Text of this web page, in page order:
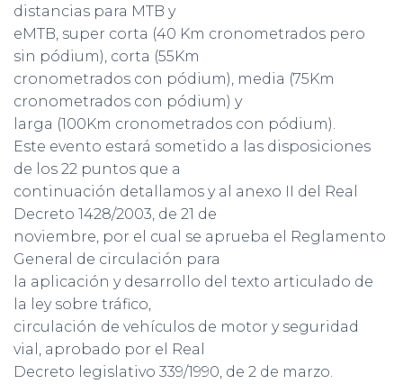
distancias para MTB y
eMTB, super corta (40 Km cronometrados pero
sin pódium), corta (55Km
cronometrados con pódium), media (75Km
cronometrados con pódium) y
larga (100Km cronometrados con pódium).
Este evento estará sometido a las disposiciones
de los 22 puntos que a
continuación detallamos y al anexo II del Real
Decreto 1428/2003, de 21 de
noviembre, por el cual se aprueba el Reglamento
General de circulación para
la aplicación y desarrollo del texto articulado de
la ley sobre tráfico,
circulación de vehículos de motor y seguridad
vial, aprobado por el Real
Decreto legislativo 339/1990, de 2 de marzo.